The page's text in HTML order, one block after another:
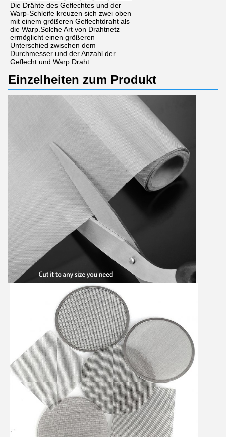
Die Drähte des Geflechtes und der
Warp-Schleife kreuzen sich zwei oben
mit einem größeren Geflechtdraht als
die Warp.Solche Art von Drahtnetz
ermöglicht einen größeren
Unterschied zwischen dem
Durchmesser und der Anzahl der
Geflecht und Warp Draht.
Einzelheiten zum Produkt